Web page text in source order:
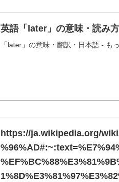
英語「later」の意味・読み
「later」の意味・翻訳・日本語 - も
https://ja.wikipedia.org/